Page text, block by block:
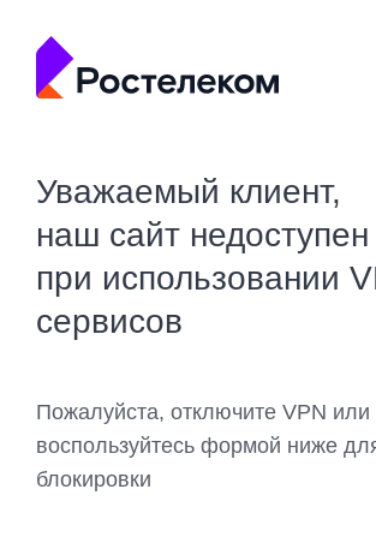
Уважаемый клиент,
наш сайт недоступен
при использовании
сервисов
Пожалуйста, отключите VPN или
воспользуйтесь формой ниже
блокировки